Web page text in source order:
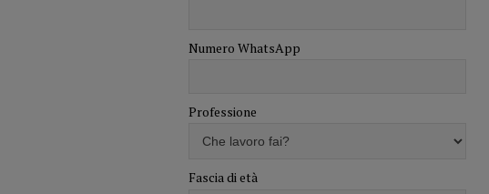
Numero WhatsApp
Professione
Fascia di età